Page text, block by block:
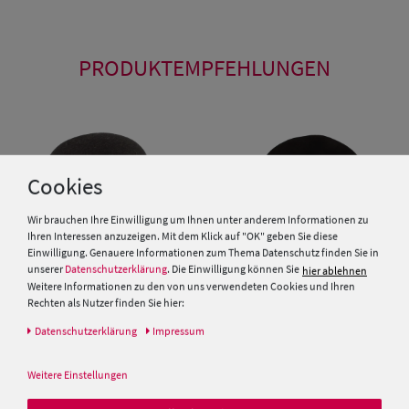
PRODUKTEMPFEHLUNGEN
Meisteratelier Breiter München
99,95 €
Cookies
Wir brauchen Ihre Einwilligung um Ihnen unter anderem Informationen zu
Ihren Interessen anzuzeigen. Mit dem Klick auf "OK" geben Sie diese
Einwilligung. Genauere Informationen zum Thema Datenschutz finden Sie in
unserer Datenschutzerklärung. Die Einwilligung können Sie hier ablehnen
Weitere Informationen zu den von uns verwendeten Cookies und Ihren
Rechten als Nutzer finden Sie hier:
Daten­schutz­erklärung Impressum
Weitere Einstellungen